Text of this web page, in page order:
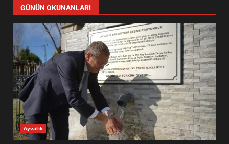
7
YENİ YÖNETİM NASIL
ŞEKİLLENDİ?
1
AYVALIK SU MİRASI İÇİN
HAREKETE GEÇİYOR: GÖZLER
BULUŞMADA
ESA 2026’DA TÜRK BAHARATI
NEYİ TEMSİL ETTİ?
GÜNÜN OKUNANLARI
Ayvalık